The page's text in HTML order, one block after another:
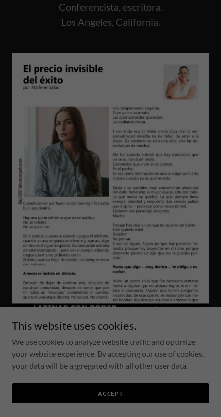
Conferencista, escritora.
Los Angeles, California.
Escritora
Fundadora deLas Equilibristas.mx
This website uses cookies.
We use cookies to analyze website traffic and optimize
your website experience. By accepting our use of cookies,
your data will be aggregated with all other user data.
ACCEPT